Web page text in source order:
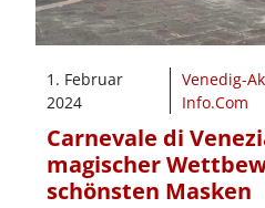
1. Februar
2024
Venedig-
Info.Com
Carnevale di
magischer
schönsten Masken